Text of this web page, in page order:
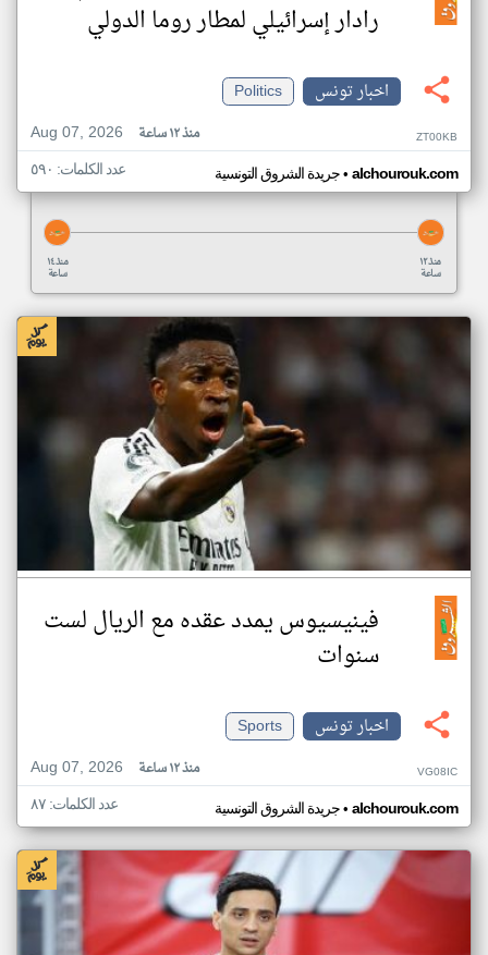
رادار إسرائيلي لمطار روما الدولي
اخبار تونس
Politics
Aug 07, 2026
منذ ١٢ ساعة ZT00KB
جريدة الشروق التونسية• alchourouk.com عدد الكلمات: ٥٩٠
منذ ١٤
ساعة
منذ ١٢
ساعة
فينيسيوس يمدد عقده مع الريال لست
سنوات
اخبار تونس
Sports
Aug 07, 2026
منذ ١٢ ساعة VG08IC
جريدة الشروق التونسية• alchourouk.com عدد الكلمات: ٨٧